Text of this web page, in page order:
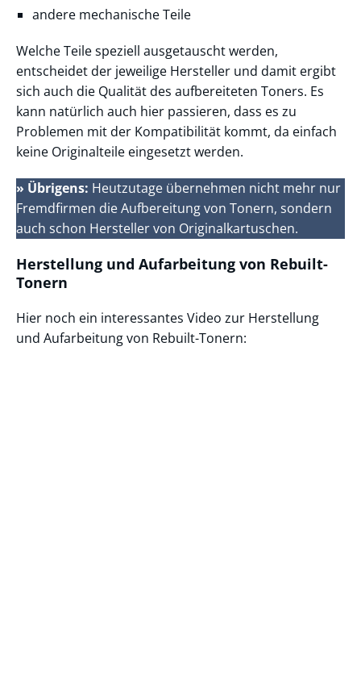
andere mechanische Teile
Welche Teile speziell ausgetauscht werden,
entscheidet der jeweilige Hersteller und damit ergibt
sich auch die Qualität des aufbereiteten Toners. Es
kann natürlich auch hier passieren, dass es zu
Problemen mit der Kompatibilität kommt, da einfach
keine Originalteile eingesetzt werden.
» Übrigens: Heutzutage übernehmen nicht mehr nur
Fremdfirmen die Aufbereitung von Tonern, sondern
auch schon Hersteller von Originalkartuschen.
Herstellung und Aufarbeitung von Rebuilt-
Tonern
Hier noch ein interessantes Video zur Herstellung
und Aufarbeitung von Rebuilt-Tonern: